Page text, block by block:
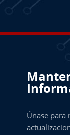
Únase para